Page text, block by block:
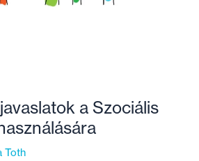
a Szociális
Toth